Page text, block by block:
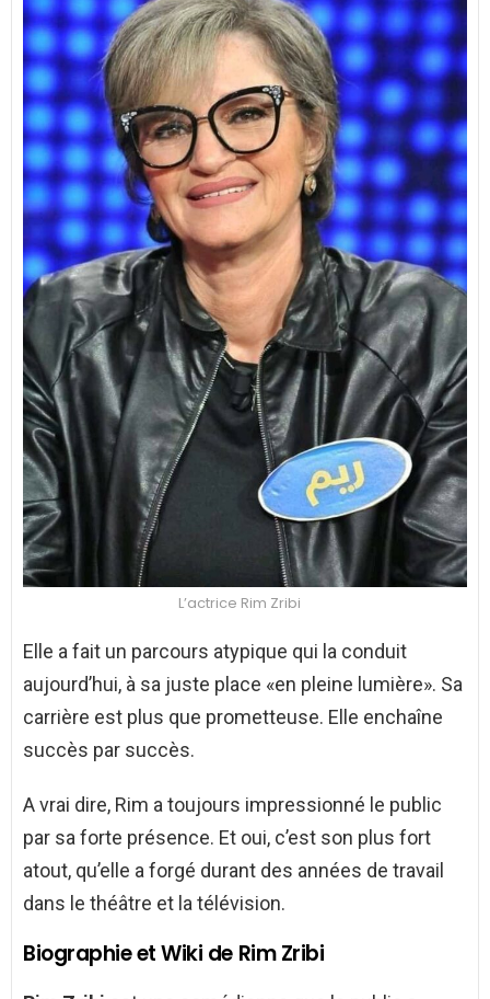
L’actrice Rim Zribi
Elle a fait un parcours atypique qui la conduit
aujourd’hui, à sa juste place «en pleine lumière». Sa
carrière est plus que prometteuse. Elle enchaîne
succès par succès.
A vrai dire, Rim a toujours impressionné le public
par sa forte présence. Et oui, c’est son plus fort
atout, qu’elle a forgé durant des années de travail
dans le théâtre et la télévision.
Biographie et Wiki de Rim Zribi